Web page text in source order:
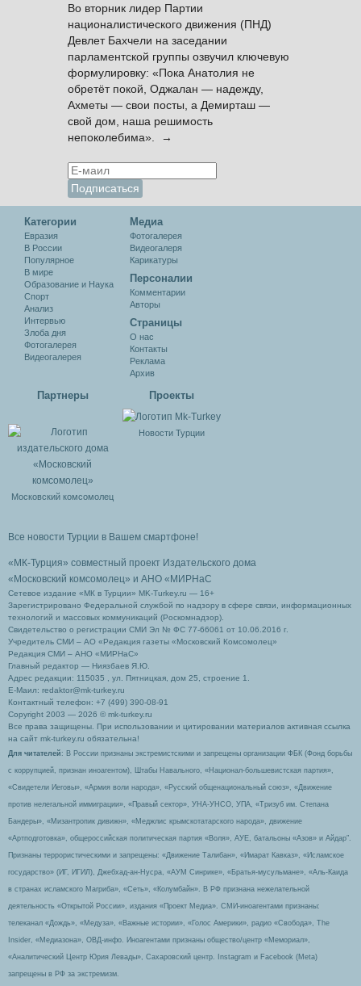
Во вторник лидер Партии
националистического движения (ПНД)
Девлет Бахчели на заседании
парламентской группы озвучил ключевую
формулировку: «Пока Анатолия не
обретёт покой, Оджалан — надежду,
Ахметы — свои посты, а Демирташ —
свой дом, наша решимость
непоколебима». →
Категории
Евразия
В России
Популярное
В мире
Образование и Наука
Спорт
Анализ
Интервью
Злоба дня
Фотогалерея
Видеогалерея
Медиа
Фотогалерея
Видеогалеря
Карикатуры
Персоналии
Комментарии
Авторы
Cтраницы
О нас
Контакты
Реклама
Архив
Партнеры
Московский комсомолец
Проекты
Новости Турции
Все новости Турции в Вашем смартфоне!
«МК-Турция» совместный проект Издательского дома
«Московский комсомолец» и АНО «МИРНаС
Сетевое издание «МК в Турции» MK-Turkey.ru — 16+
Зарегистрировано Федеральной службой по надзору в сфере связи, информационных
технологий и массовых коммуникаций (Роскомнадзор).
Свидетельство о регистрации СМИ Эл № ФС 77-66061 от 10.06.2016 г.
Учредитель СМИ – АО «Редакция газеты «Московский Комсомолец»
Редакция СМИ – АНО «МИРНаС»
Главный редактор — Ниязбаев Я.Ю.
Адрес редакции: 115035 , ул. Пятницкая, дом 25, строение 1.
Е-Маил: redaktor@mk-turkey.ru
Контактный телефон: +7 (499) 390-08-91
Copyright 2003 — 2026 © mk-turkey.ru
Все права защищены. При использовании и цитировании материалов активная ссылка
на сайт mk-turkey.ru обязательна!
Для читателей : В России признаны экстремистскими и запрещены организации ФБК (Фонд борьбы
с коррупцией, признан иноагентом), Штабы Навального, «Национал-большевистская партия»,
«Свидетели Иеговы», «Армия воли народа», «Русский общенациональный союз», «Движение
против нелегальной иммиграции», «Правый сектор», УНА-УНСО, УПА, «Тризуб им. Степана
Бандеры», «Мизантропик дивижн», «Меджлис крымскотатарского народа», движение
«Артподготовка», общероссийская политическая партия «Воля», АУЕ, батальоны «Азов» и Айдар″.
Признаны террористическими и запрещены: «Движение Талибан», «Имарат Кавказ», «Исламское
государство» (ИГ, ИГИЛ), Джебхад-ан-Нусра, «АУМ Синрике», «Братья-мусульмане», «Аль-Каида
в странах исламского Магриба», «Сеть», «Колумбайн». В РФ признана нежелательной
деятельность «Открытой России», издания «Проект Медиа». СМИ-иноагентами признаны:
телеканал «Дождь», «Медуза», «Важные истории», «Голос Америки», радио «Свобода», The
Insider, «Медиазона», ОВД-инфо. Иноагентами признаны общество/центр «Мемориал»,
«Аналитический Центр Юрия Левады», Сахаровский центр. Instagram и Facebook (Metа)
запрещены в РФ за экстремизм.